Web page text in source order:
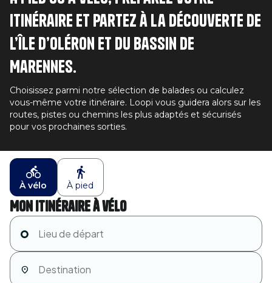
itinéraire et partez à la découverte de
l’île d’Oléron et du bassin de
Marennes.
Choisissez parmi notre sélection de balades ou calculez
vous-même votre itinéraire. Loopi vous guidera alors sur les
routes, pistes ou chemins les plus adaptés et sécurisés
pour vos prochaines sorties.
À vélo À pied
Mon itinéraire à vélo